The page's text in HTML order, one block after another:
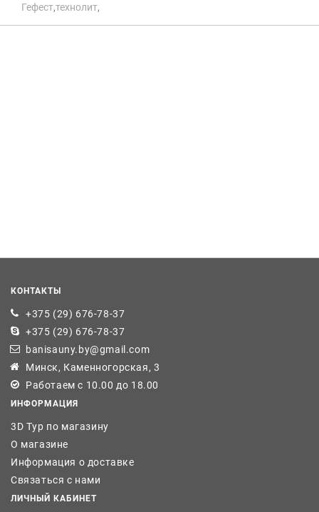
Гефест,технолит,
КОНТАКТЫ
+375 (29) 676-78-37
+375 (29) 676-78-37
banisauny.by@gmail.com
Минск, Каменногорская, 3
Работаем с 10.00 до 18.00
ИНФОРМАЦИЯ
3D Тур по магазину
О магазине
Информация о доставке
Связаться с нами
ЛИЧНЫЙ КАБИНЕТ